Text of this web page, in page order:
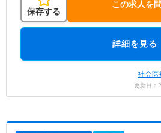
保存する
この求人を
詳細を見る
社会医
更新日